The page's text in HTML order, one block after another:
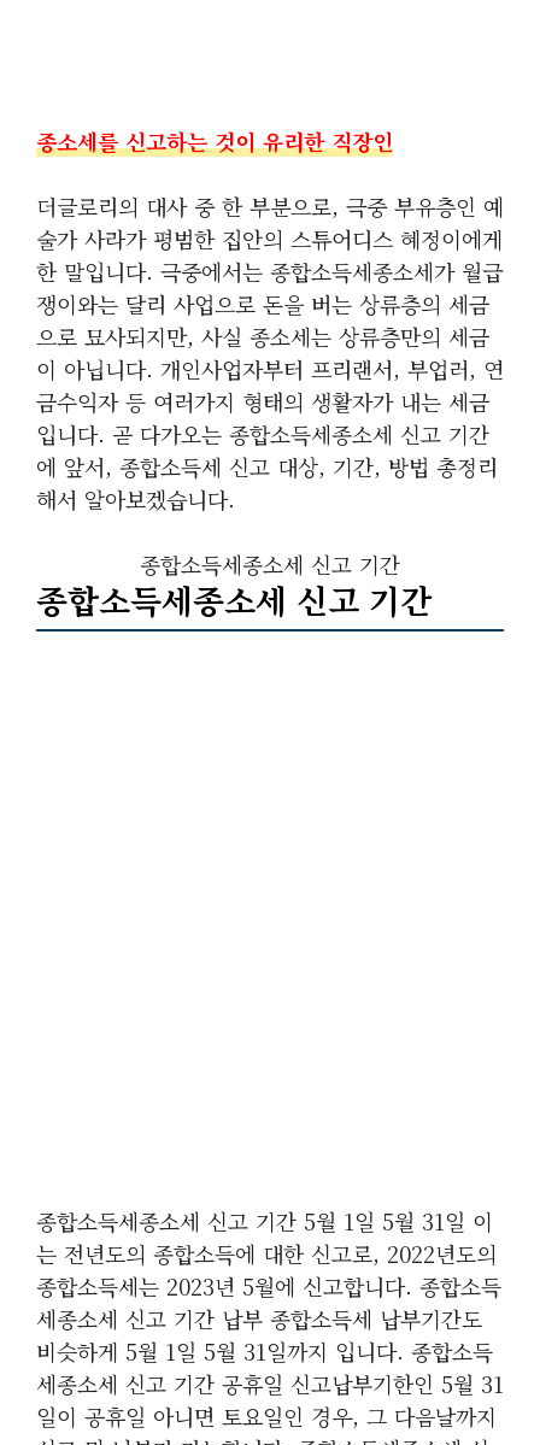
종소세를 신고하는 것이 유리한 직장인
더글로리의 대사 중 한 부분으로, 극중 부유층인 예
술가 사라가 평범한 집안의 스튜어디스 혜정이에게
한 말입니다. 극중에서는 종합소득세종소세가 월급
쟁이와는 달리 사업으로 돈을 버는 상류층의 세금
으로 묘사되지만, 사실 종소세는 상류층만의 세금
이 아닙니다. 개인사업자부터 프리랜서, 부업러, 연
금수익자 등 여러가지 형태의 생활자가 내는 세금
입니다. 곧 다가오는 종합소득세종소세 신고 기간
에 앞서, 종합소득세 신고 대상, 기간, 방법 총정리
해서 알아보겠습니다.
종합소득세종소세 신고 기간
종합소득세종소세 신고 기간
종합소득세종소세 신고 기간 5월 1일 5월 31일 이
는 전년도의 종합소득에 대한 신고로, 2022년도의
종합소득세는 2023년 5월에 신고합니다. 종합소득
세종소세 신고 기간 납부 종합소득세 납부기간도
비슷하게 5월 1일 5월 31일까지 입니다. 종합소득
세종소세 신고 기간 공휴일 신고납부기한인 5월 31
일이 공휴일 아니면 토요일인 경우, 그 다음날까지